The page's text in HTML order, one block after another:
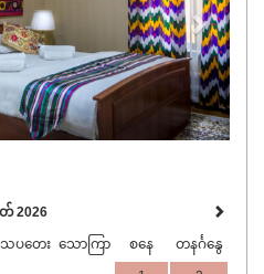
2026
သပတေး သောကြာ စနေ တနင်္ဂနွေ